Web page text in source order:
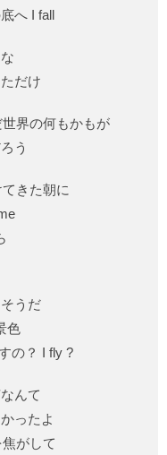
へ I fall
だけ
界の何もかもが
う
きた朝に
うだ
色
の？ I fly ?
んて
ったよ
がして